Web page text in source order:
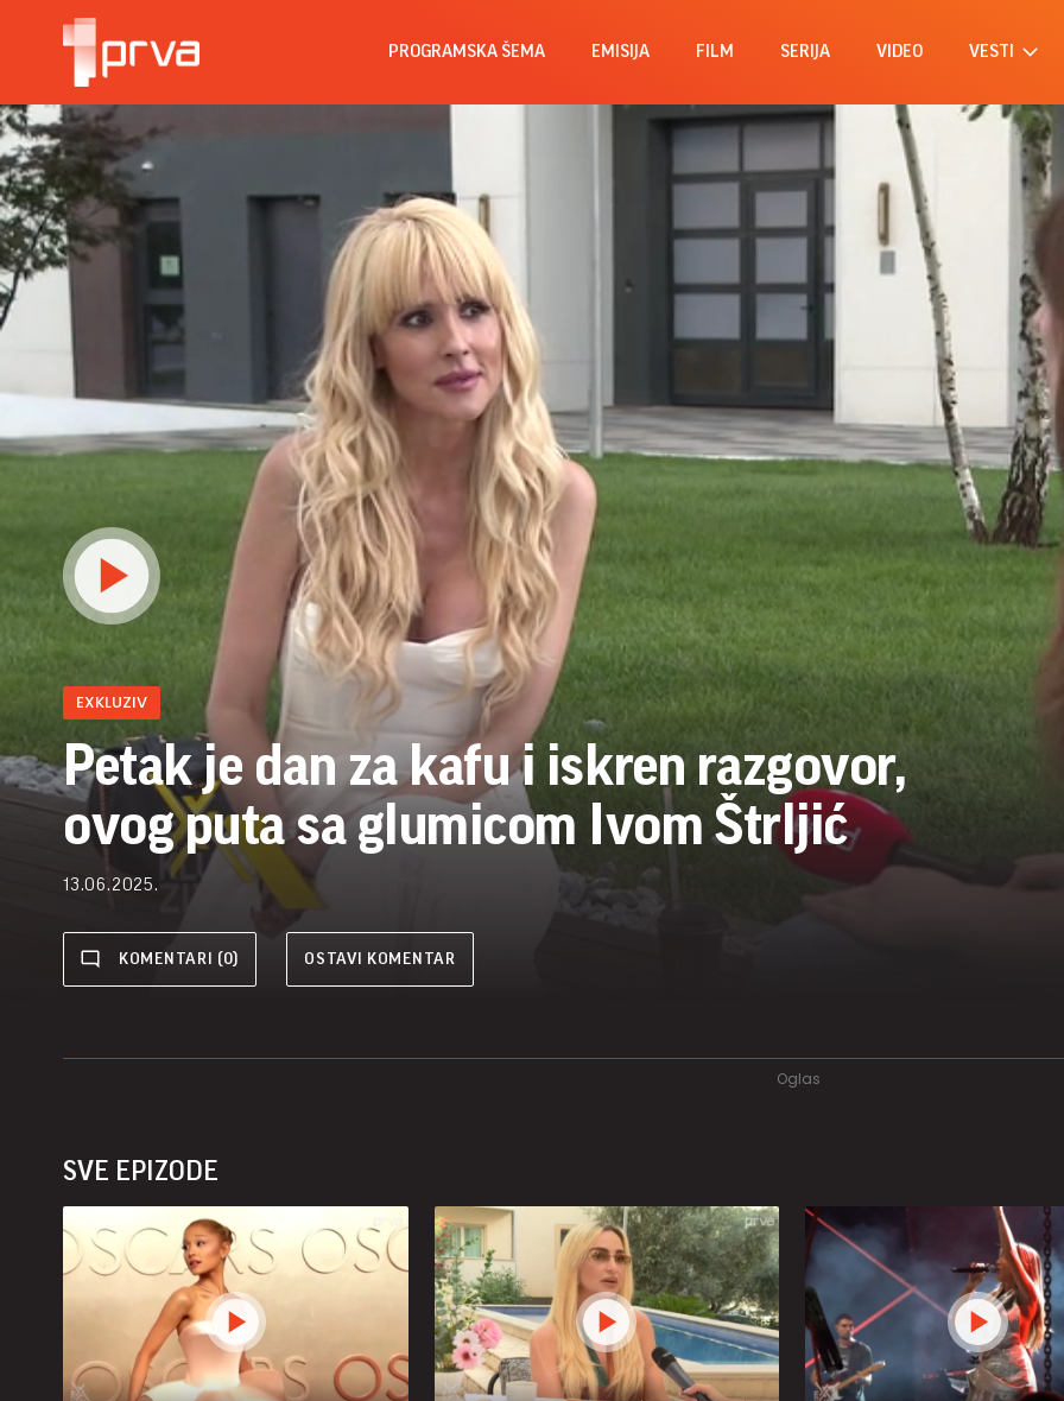
PROGRAMSKA ŠEMA EMISIJA FILM SERIJA VIDEO VESTI
EXKLUZIV
Petak je dan za kafu i iskren razgovor,
ovog puta sa glumicom Ivom Štrljić
13.06.2025.
KOMENTARI (0) OSTAVI KOMENTAR
SVE EPIZODE